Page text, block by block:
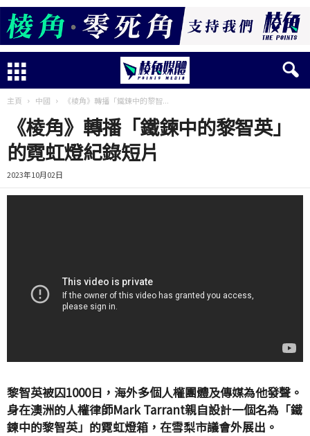
主頁 中國 《棱角》轉播「鐵鍊中的黎智...
《棱角》轉播「鐵鍊中的黎智英」
的霓虹燈紀錄短片
2023年10月02日
黎智英被囚1000日，海外多個人權團體及傳媒為他發聲。
身在澳洲的人權律師Mark Tarrant親自設計一個名為「鐵
鍊中的黎智英」的霓虹燈箱，在雪梨市議會外展出。